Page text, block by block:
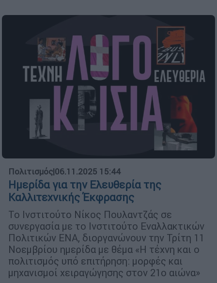
Πολιτισμός|06.11.2025 15:44
Ημερίδα για την Ελευθερία της
Καλλιτεχνικής Έκφρασης
Το Ινστιτούτο Νίκος Πουλαντζάς σε
συνεργασία με το Ινστιτούτο Εναλλακτικών
Πολιτικών ΕΝΑ, διοργανώνουν την Τρίτη 11
Νοεμβρίου ημερίδα με θέμα «Η τέχνη και ο
πολιτισμός υπό επιτήρηση: μορφές και
μηχανισμοί χειραγώγησης στον 21ο αιώνα»